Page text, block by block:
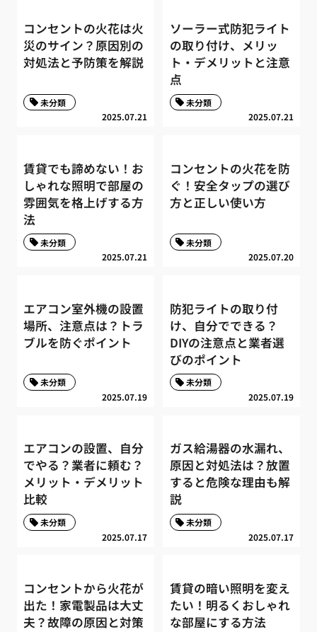
コンセントの火花は火
災のサイン？原因別の
対処法と予防策を解説
2025.07.21
未分類
ソーラー式防犯ライト
の取り付け、メリッ
ト・デメリットと注意
点
2025.07.21
未分類
賃貸でも諦めない！お
しゃれな照明で部屋の
雰囲気を格上げする方
法
2025.07.21
未分類
コンセントの火花を防
ぐ！安全タップの選び
方と正しい使い方
2025.07.20
未分類
エアコン室外機の設置
場所、注意点は？トラ
ブルを防ぐポイント
2025.07.19
未分類
防犯ライトの取り付
け、自分でできる？
DIYの注意点と業者選
びのポイント
2025.07.19
未分類
エアコンの設置、自分
でやる？業者に頼む？
メリット・デメリット
比較
2025.07.17
未分類
ガス給湯器の水漏れ、
原因と対処法は？放置
すると危険な理由も解
説
2025.07.17
未分類
コンセントから火花が
出た！家電製品は大丈
夫？故障の原因と対策
賃貸の暗い照明を変え
たい！明るくおしゃれ
な部屋にする方法